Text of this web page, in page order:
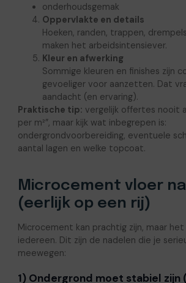
onderhoudsgemak
Oppervlakte en details
Hoeken, randen, trappen,
maken het arbeidsintensiever.
Kleur en afwerking
Sommige kleuren en finishes zijn
gevoeliger voor aanzetten. Dat
aandacht (en ervaring).
Praktische tip: vergelijk offertes nooit
per m²”, maar kijk wat inbegrepen is:
ondergrondvoorbereiding, eventuele
aantal lagen en welke topcoat.
Microcement vloer
(eerlijk op een rij)
Microcement kan prachtig zijn, maar
iedereen. Dit zijn de nadelen die je
meewegen:
1) Ondergrond moet stabiel zijn